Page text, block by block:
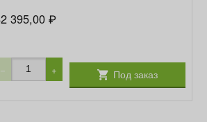
395,00 ₽
− + Под заказ